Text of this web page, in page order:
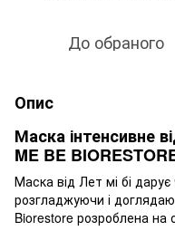
До обраного
Опис
Маска інтенсивне
ME BE
Маска від Лет мі бі
розгладжуючи і
Biorestore розроблена на